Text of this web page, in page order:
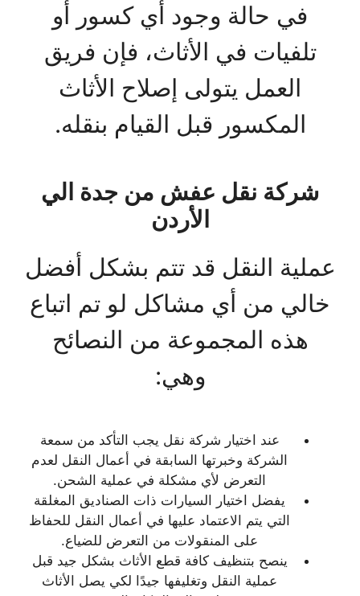
في حالة وجود أي كسور أو
تلفيات في الأثاث، فإن فريق
العمل يتولى إصلاح الأثاث
المكسور قبل القيام بنقله.
شركة نقل عفش من جدة الي
الأردن
عملية النقل قد تتم بشكل أفضل
خالي من أي مشاكل لو تم اتباع
هذه المجموعة من النصائح
وهي:
عند اختيار شركة نقل يجب التأكد من سمعة
الشركة وخبرتها السابقة في أعمال النقل لعدم
التعرض لأي مشكلة في عملية الشحن.
يفضل اختيار السيارات ذات الصناديق المغلقة
التي يتم الاعتماد عليها في أعمال النقل للحفاظ
على المنقولات من التعرض للضياع.
ينصح بتنظيف كافة قطع الأثاث بشكل جيد قبل
عملية النقل وتغليفها جيدًا لكي يصل الأثاث